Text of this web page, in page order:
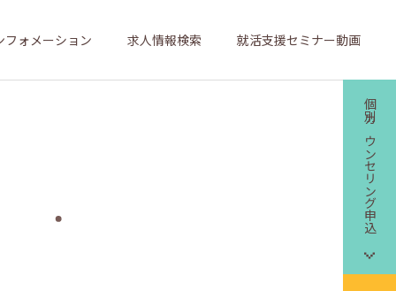
フォメーション 求人情報検索 就活支援セミナー動画
個別カウンセリング申込